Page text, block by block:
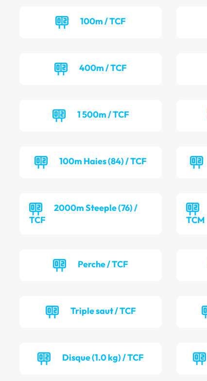
100m / TCF
400m / TCF
1 500m / TCF
100m Haies (84) / TCF
2000m Steeple (76) /
TCF
TCM
Perche / TCF
Triple saut / TCF
Disque (1.0 kg) / TCF